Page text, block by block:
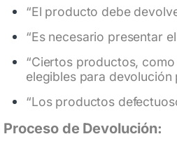
“El producto debe
“Es necesario presentar
“Ciertos productos,
elegibles para
“Los productos
Proceso de Devolución: